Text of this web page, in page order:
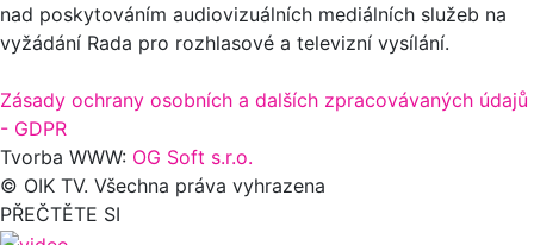
nad poskytováním audiovizuálních mediálních služeb na
vyžádání Rada pro rozhlasové a televizní vysílání.
Zásady ochrany osobních a dalších zpracovávaných údajů
- GDPR
Tvorba WWW: OG Soft s.r.o.
© OIK TV. Všechna práva vyhrazena
PŘEČTĚTE SI